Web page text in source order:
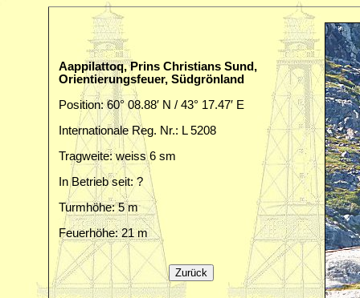
Aappilattoq, Prins Christians Sund,
Orientierungsfeuer, Südgrönland
Position: 60° 08.88′ N / 43° 17.47′ E
Internationale Reg. Nr.: L 5208
Tragweite: weiss 6 sm
In Betrieb seit: ?
Turmhöhe: 5 m
Feuerhöhe: 21 m